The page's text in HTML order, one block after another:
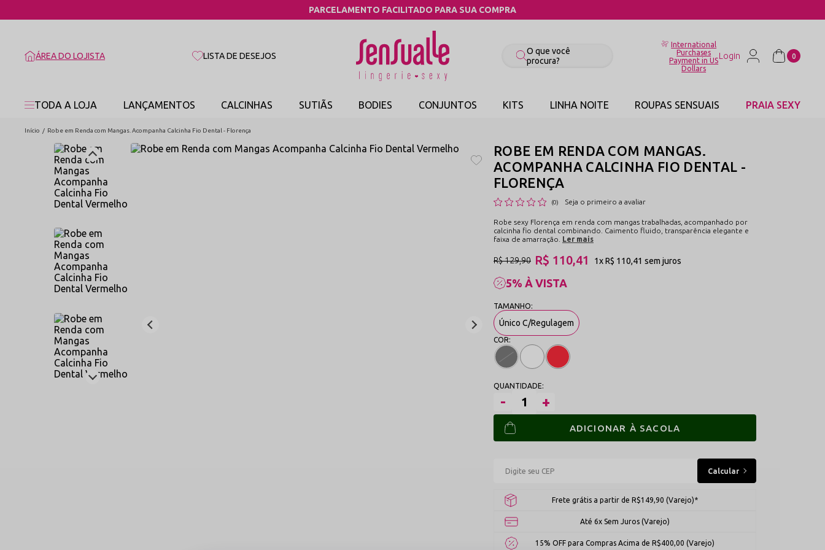
COMPRE PELO WHATSAPP
ÁREA DO LOJISTA LISTA DE DESEJOS
International
Purchases
Payment in US
Dollars
0
TODA A LOJA LANÇAMENTOS CALCINHAS SUTIÃS BODIES CONJUNTOS KITS LINHA NOITE ROUPAS SENSUAIS PRAIA SEXY
Início Robe em Renda com Mangas. Acompanha Calcinha Fio Dental - Florença
ROBE EM RENDA COM MANGAS.
ACOMPANHA CALCINHA FIO DENTAL -
FLORENÇA
(0) Seja o primeiro a avaliar
Robe sexy Florença em renda com mangas trabalhadas, acompanhado por
calcinha fio dental combinando. Caimento fluido, transparência elegante e
faixa de amarração.
Ler mais
5% À VISTA
R$ 129,90 R$ 110,41 1xR$ 110,41 sem juros
Único C/Regulagem
ADICIONAR À SACOLA
Frete grátis a partir de R$149,90 (Varejo)*
Até 6x Sem Juros (Varejo)
15% OFF para Compras Acima de R$400,00 (Varejo)